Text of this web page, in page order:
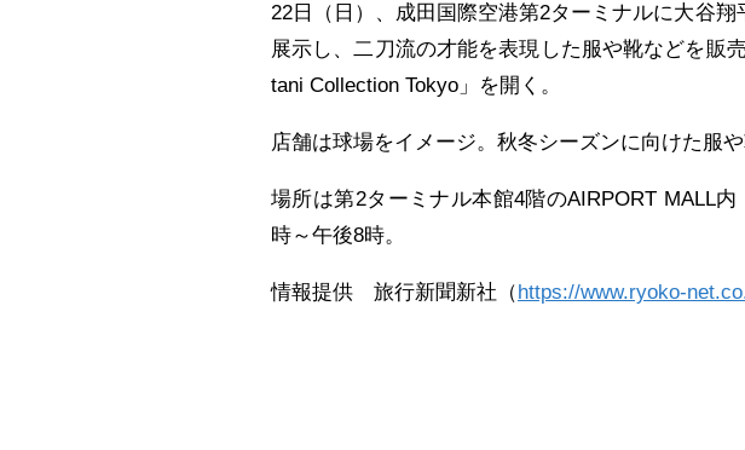
22日（日）、成田国際空港第2ターミナルに大谷
展示し、二刀流の才能を表現した服や靴などを販
tani Collection Tokyo」を開く。
店舗は球場をイメージ。秋冬シーズンに向けた服
場所は第2ターミナル本館4階のAIRPORT MALL
時～午後8時。
情報提供 旅行新聞新社（ https://www.ryoko-